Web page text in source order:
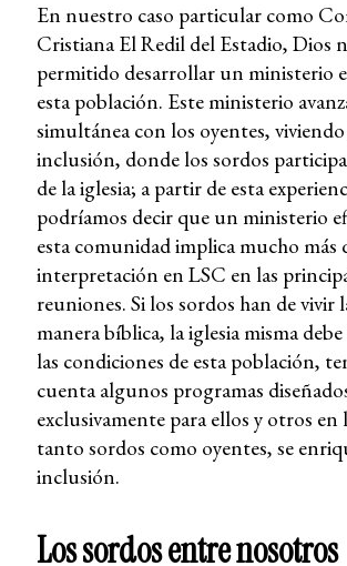
En nuestro caso particular como
Cristiana El Redil del Estadio, Dios
permitido desarrollar un ministerio
esta población. Este ministerio
simultánea con los oyentes,
inclusión, donde los sordos
de la iglesia; a partir de esta
podríamos decir que un ministerio
esta comunidad implica mucho más
interpretación en LSC en las
reuniones. Si los sordos han de vivir
manera bíblica, la iglesia misma
las condiciones de esta población,
cuenta algunos programas
exclusivamente para ellos y otros en
tanto sordos como oyentes, se
inclusión.
Los sordos entre nosotros